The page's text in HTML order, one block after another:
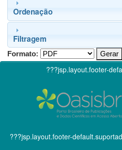
Ordenação
Filtragem
Formato:
???jsp.layout.footer-
???jsp.layout.footer-